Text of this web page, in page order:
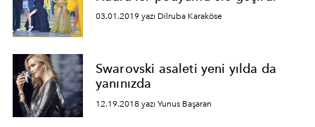
03.01.2019 yazı Dilruba Karaköse
Swarovski asaleti yeni yılda da
yanınızda
12.19.2018 yazı Yunus Başaran